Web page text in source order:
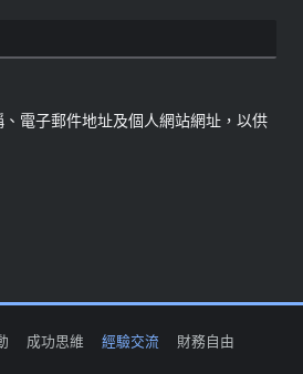
電子郵件地址及個人網站網址，以供
成功思維 經驗交流 財務自由